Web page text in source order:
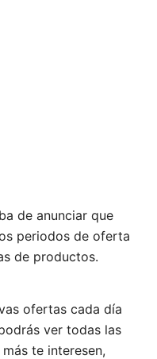
de anunciar que
periodos de oferta
de productos.
ofertas cada día
ver todas las
te interesen,